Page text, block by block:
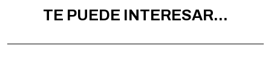
TE PUEDE INTERESAR...